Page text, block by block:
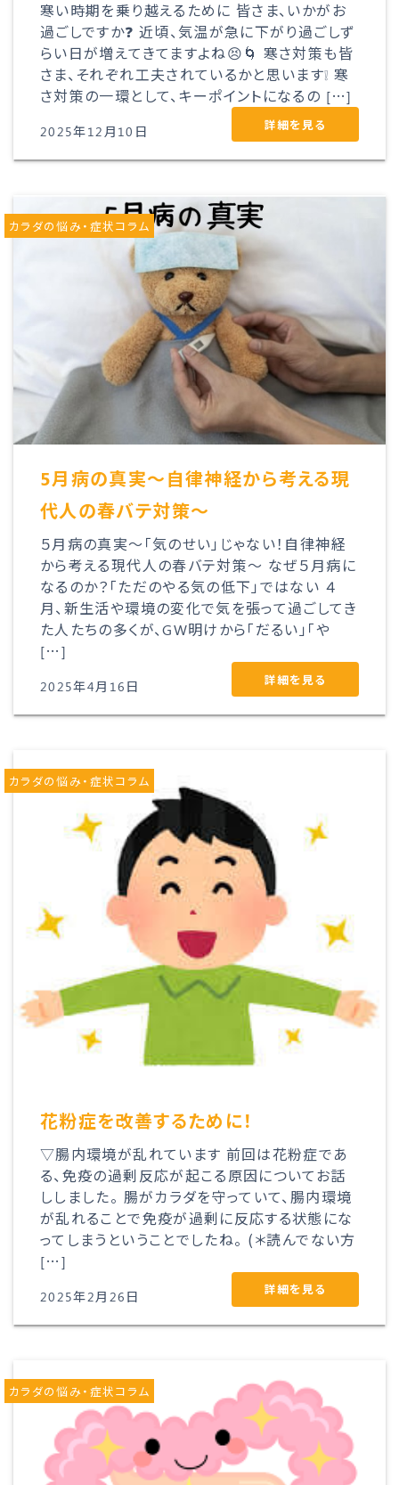
寒い時期を乗り越えるために 皆さま、いかがお
過ごしですか❓ 近頃、気温が急に下がり過ごしず
らい日が増えてきてますよね😣🌀 寒さ対策も皆
さま、それぞれ工夫されているかと思います❕ 寒
さ対策の一環として、キーポイントになるの […]
2025年12月10日 詳細を見る
5月病の真実～自律神経から考える現
代人の春バテ対策～
５月病の真実～「気のせい」じゃない！自律神経
から考える現代人の春バテ対策～ なぜ５月病に
なるのか？「ただのやる気の低下」ではない ４
月、新生活や環境の変化で気を張って過ごしてき
た人たちの多くが、GW明けから「だるい」「や
[…]
2025年4月16日 詳細を見る
カラダの悩み・症状コラム
花粉症を改善するために！
▽腸内環境が乱れています 前回は花粉症であ
る、免疫の過剰反応が起こる原因についてお話
ししました。 腸がカラダを守っていて、腸内環境
が乱れることで免疫が過剰に反応する状態にな
ってしまうということでしたね。 (＊読んでない方
[…]
2025年2月26日 詳細を見る
カラダの悩み・症状コラム
カラダの悩み・症状コラム